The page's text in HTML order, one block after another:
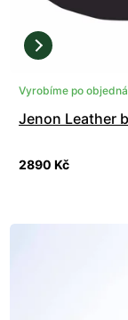
Vyrobíme po
Jenon Leather
2890 Kč